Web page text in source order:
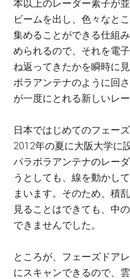
本以上のレーダー素子が
ビームを出し、色々なと
集めることができる仕組
められるので、それを電
ね返ってきたかを瞬時に
ボラアンテナのように回
が一度にとれる新しいレ
日本ではじめてのフェー
2012年の夏に大阪大学に
パラボラアンテナのレー
うとしても、線を動かし
まいます。そのため、積
見ることはできても、中
できませんでした。
ところが、フェーズドア
にスキャンできるので、